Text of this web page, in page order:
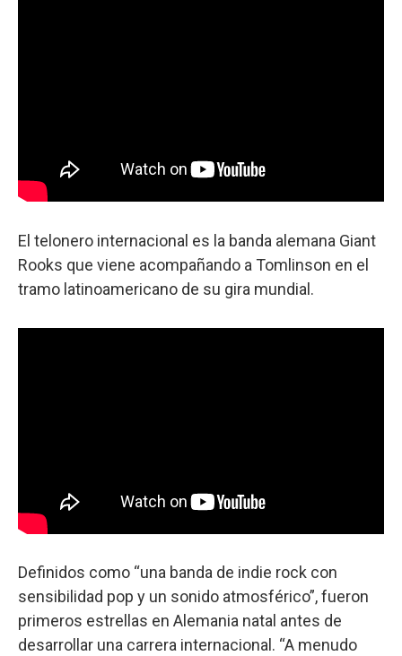
El telonero internacional es la banda alemana Giant
Rooks que viene acompañando a Tomlinson en el
tramo latinoamericano de su gira mundial.
Definidos como “una banda de indie rock con
sensibilidad pop y un sonido atmosférico”, fueron
primeros estrellas en Alemania natal antes de
desarrollar una carrera internacional. “A menudo